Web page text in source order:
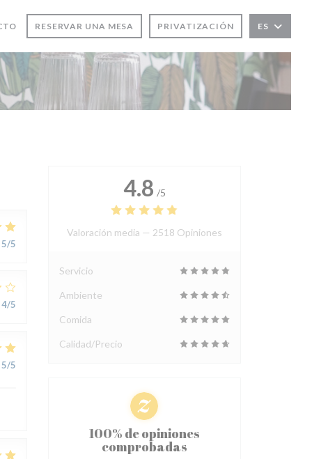
VENTANA))
RESERVAR UNA MESA PRIVATIZACIÓN ES
5/5
4/5
5/5
4.8 /5
Valoración media — 2518 Opiniones
Servicio
Ambiente
Comida
Calidad/Precio
100% de opiniones
comprobadas